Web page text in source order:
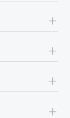
+
+
+
+